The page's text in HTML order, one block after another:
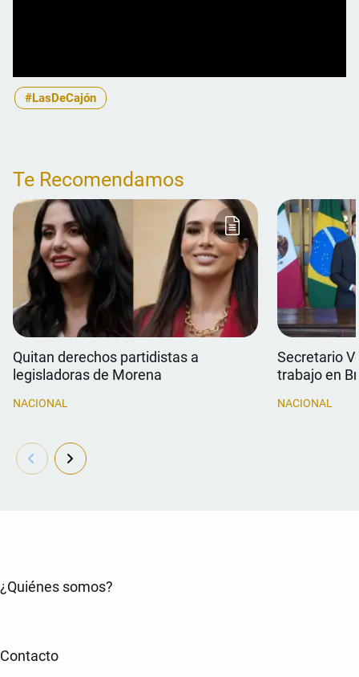
#LasDeCajón
Te Recomendamos
Quitan derechos partidistas a
legisladoras de Morena
NACIONAL
Secretario
trabajo en
NACIONAL
¿Quiénes somos?
Contacto